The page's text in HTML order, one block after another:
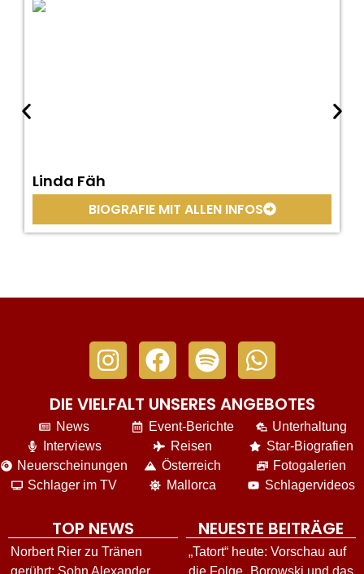
Linda Fäh
BIOGRAFIE MIT ALLEN INFOS
DIE VIELFALT UNSERES ANGEBOTES
News
Interviews
Neuerscheinungen
Schlager im TV
Event-Berichte
Reisen
Österreich
Mallorca
Unterhaltung
Star-Biografien
Fotogalerien
Schlagervideos
TOP NEWS
Norbert Rier zu Tränen
gerührt: Sohn Alexander
NEUESTE BEITRÄGE
„Tatort“ heute: Vorschau auf
die Folge „Borowski und das